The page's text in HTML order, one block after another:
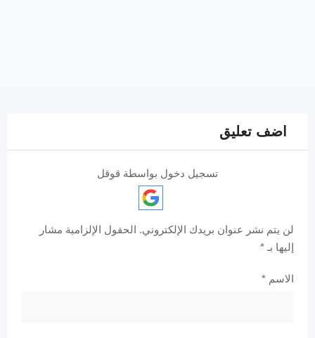
اضف تعليق
تسجيل دخول بواسطة قوقل
لن يتم نشر عنوان بريدك الإلكتروني. الحقول الإلزامية مشار
إليها بـ *
الاسم *